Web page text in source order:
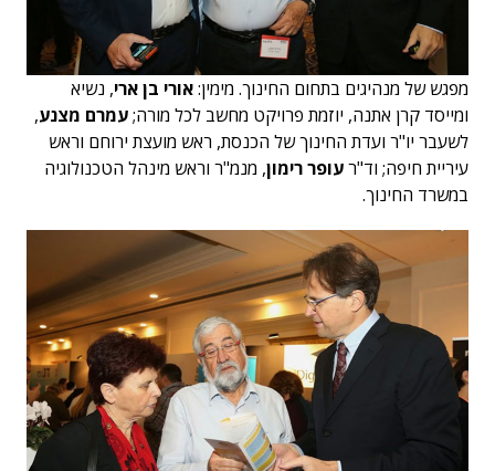
מפגש של מנהיגים בתחום החינוך. מימין:אורי בן ארי, נשיא
ומייסד קרן אתנה, יוזמת פרויקט מחשב לכל מורה;עמרם מצנע,
לשעבר יו"ר ועדת החינוך של הכנסת, ראש מועצת ירוחם וראש
עיריית חיפה; וד"רעופר רימון, מנמ"ר וראש מינהל הטכנולוגיה
במשרד החינוך.